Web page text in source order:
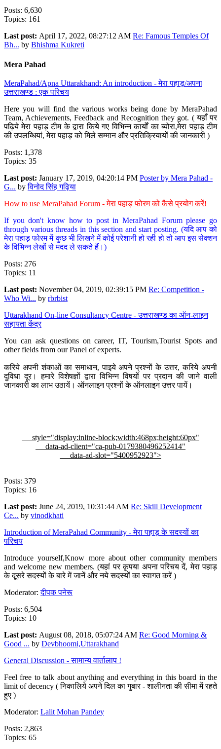
Posts: 6,630
Topics: 161
Last post: April 17, 2022, 08:27:12 AM Re: Famous Temples Of
Bh... by Bhishma Kukreti
Mera Pahad
MeraPahad/Apna Uttarakhand: An introduction - मेरा पहाड़/अपना
उत्तराखण्ड : एक परिचय
Here you will find the various works being done by MeraPahad
Team, Achievements, Feedback and Recognition they got. ( यहाँ पर
पढ़िये मेरा पहाड़ टीम के द्वारा किये गए विभिन्न कार्यों का ब्योरा,मेरा पहाड़ टीम
की उपलब्धियां, मेरा पहाड़ को मिले सम्मान और प्रतिक्रियायों की जानकारी )
Posts: 1,378
Topics: 35
Last post: January 17, 2019, 04:20:14 PM Poster by Mera Pahad -
G... byविनोद सिंह गढ़िया
How to use MeraPahad Forum - मेरा पहाड़ फोरम को कैसे प्रयोग करें!
If you don't know how to post in MeraPahad Forum please go
through various threads in this section and start posting. (यदि आप को
मेरा पहाड़ फोरम में कुछ भी लिखने में कोई परेशानी हो रही हो तो आप इस सेक्शन
के विभिन्न लेखों से मदद ले सकते हैं।)
Posts: 276
Topics: 11
Last post: November 04, 2019, 02:39:15 PM Re: Competition -
Who Wi... by rbrbist
Uttarakhand On-line Consultancy Centre - उत्तराखण्ड का ऑन-लाइन
सहायता केंद्र
You can ask questions on career, IT, Tourism,Tourist Spots and
other fields from our Panel of experts.
करिये अपनी शंकाओं का समाधान, पाइये अपने प्रश्नों के उत्तर, करिये अपनी
दुविधा दूर। हमारे विशेषज्ञों द्वारा विभिन्न विषयों पर प्रदान की जाने वाली
जानकारी का लाभ उठायें। ऑनलाइन प्रश्नों के ऑनलाइन उत्तर पायें।
style="display:inline-block;width:468px;height:60px"
data-ad-client="ca-pub-0179380496252414"
data-ad-slot="5400952923">
Posts: 379
Topics: 16
Last post: June 24, 2019, 10:31:44 AM Re: Skill Development
Ce... by vinodkhati
Introduction of MeraPahad Community - मेरा पहाड़ के सदस्यों का
परिचय
Introduce yourself,Know more about other community members
and welcome new members. (यहां पर कृपया अपना परिचय दें, मेरा पहाड़
के दूसरे सदस्यों के बारे में जानें और नये सदस्यों का स्वागत करें )
Moderator:दीपक पनेरू
Posts: 6,504
Topics: 10
Last post: August 08, 2018, 05:07:24 AM Re: Good Morning &
Good ... by Devbhoomi,Uttarakhand
General Discussion - सामान्य वार्तालाप !
Feel free to talk about anything and everything in this board in the
limit of decency ( निकालिये अपने दिल का गुबार - शालीनता की सीमा में रहते
हुए )
Moderator: Lalit Mohan Pandey
Posts: 2,863
Topics: 65